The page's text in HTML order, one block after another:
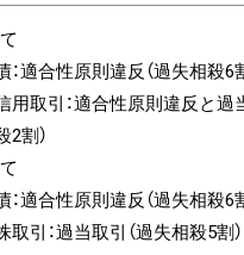
：適合性原則違反（過失相殺6
用取引：適合性原則違反と過
2割）
：適合性原則違反（過失相殺6
取引：過当取引（過失相殺5割）